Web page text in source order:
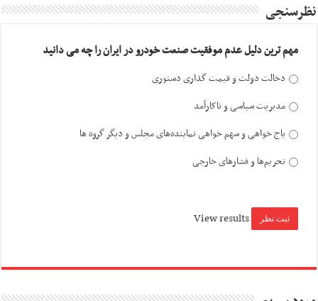
نظرسنجی
مهم ترین دلیل عدم موفقیت صنعت خودرو در ایران را چه می دانید
دخالت دولت و قیمت گذاری دستوری
مدیریت سیاسی و ناکارآمد
باج خواهی و سهم خواهی نماینده‌های مجلس و دیگر گروه ها
تحریم‌ها و فشارهای خارجی
View results